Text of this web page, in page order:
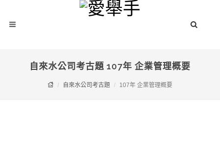
自來水公司考古題 107年 企業管理概要
自來水公司考古題 107年 企業管理概要